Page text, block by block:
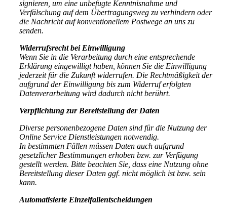
signieren, um eine unbefugte Kenntnisnahme und
Verfälschung auf dem Übertragungsweg zu verhindern oder
die Nachricht auf konventionellem Postwege an uns zu
senden.
Widerrufsrecht bei Einwilligung
Wenn Sie in die Verarbeitung durch eine entsprechende
Erklärung eingewilligt haben, können Sie die Einwilligung
jederzeit für die Zukunft widerrufen. Die Rechtmäßigkeit der
aufgrund der Einwilligung bis zum Widerruf erfolgten
Datenverarbeitung wird dadurch nicht berührt.
Verpflichtung zur Bereitstellung der Daten
Diverse personenbezogene Daten sind für die Nutzung der
Online Service Dienstleistungen notwendig.
In bestimmten Fällen müssen Daten auch aufgrund
gesetzlicher Bestimmungen erhoben bzw. zur Verfügung
gestellt werden. Bitte beachten Sie, dass eine Nutzung ohne
Bereitstellung dieser Daten ggf. nicht möglich ist bzw. sein
kann.
Automatisierte Einzelfallentscheidungen